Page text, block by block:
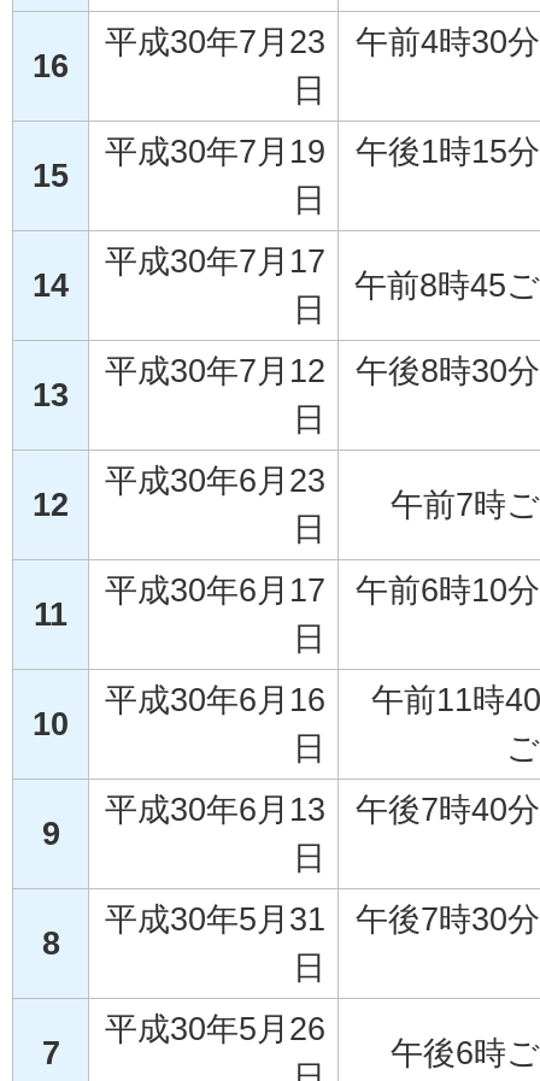
16
平成30年7月23
日
午前4時30
15
平成30年7月19
日
午後1時15
14
平成30年7月17
日
午前8時45
13
平成30年7月12
日
午後8時30
12
平成30年6月23
日
午前7時
11
平成30年6月17
日
午前6時10
10
平成30年6月16
日
午前11時
9
平成30年6月13
日
午後7時40
8
平成30年5月31
日
午後7時30
7
平成30年5月26
午後6時